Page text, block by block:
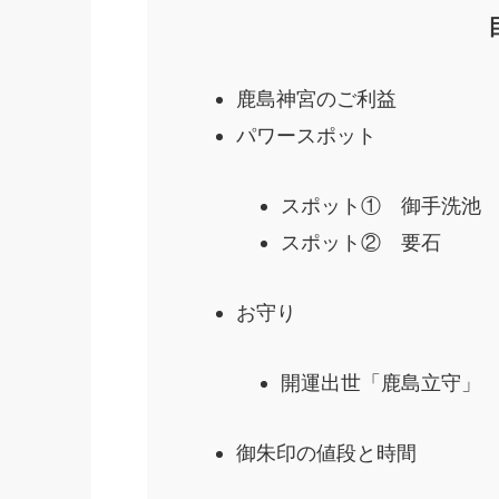
鹿島神宮のご利益
パワースポット
スポット① 御手洗池
スポット② 要石
お守り
開運出世「鹿島立守」
御朱印の値段と時間